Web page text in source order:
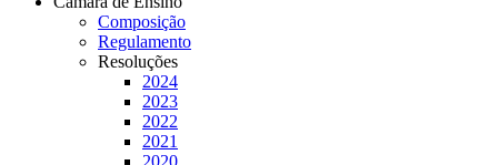
Composição
Regulamento
Resoluções
2024
2023
2022
2021